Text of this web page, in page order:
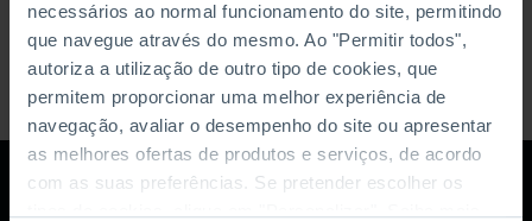
necessários ao normal funcionamento do site, permitindo
que navegue através do mesmo. Ao "Permitir todos",
autoriza a utilização de outro tipo de cookies, que
permitem proporcionar uma melhor experiência de
navegação, avaliar o desempenho do site ou apresentar
as melhores ofertas de produtos e serviços, de acordo
com as suas preferências. Se pretender escolher os